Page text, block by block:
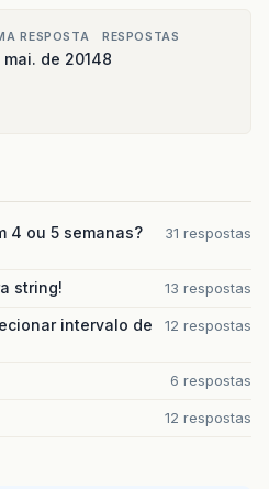
RESPOSTA
mai. de 2014
RESPOSTAS
8
4 ou 5 semanas?
31 respostas
string! 13 respostas
intervalo de
12 respostas
6 respostas
12 respostas